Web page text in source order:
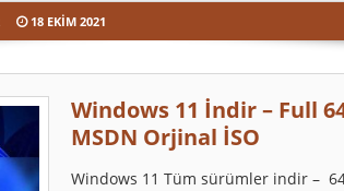
18 EKIM 2021
Windows 11 İndir – Full
MSDN Orjinal İSO
Windows 11 Tüm sürümler indir –